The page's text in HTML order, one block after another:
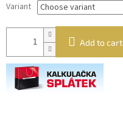
Variant
Add to cart